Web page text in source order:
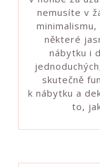
nemusíte v
některé
nábytku i
skutečně
k nábytku a
to,